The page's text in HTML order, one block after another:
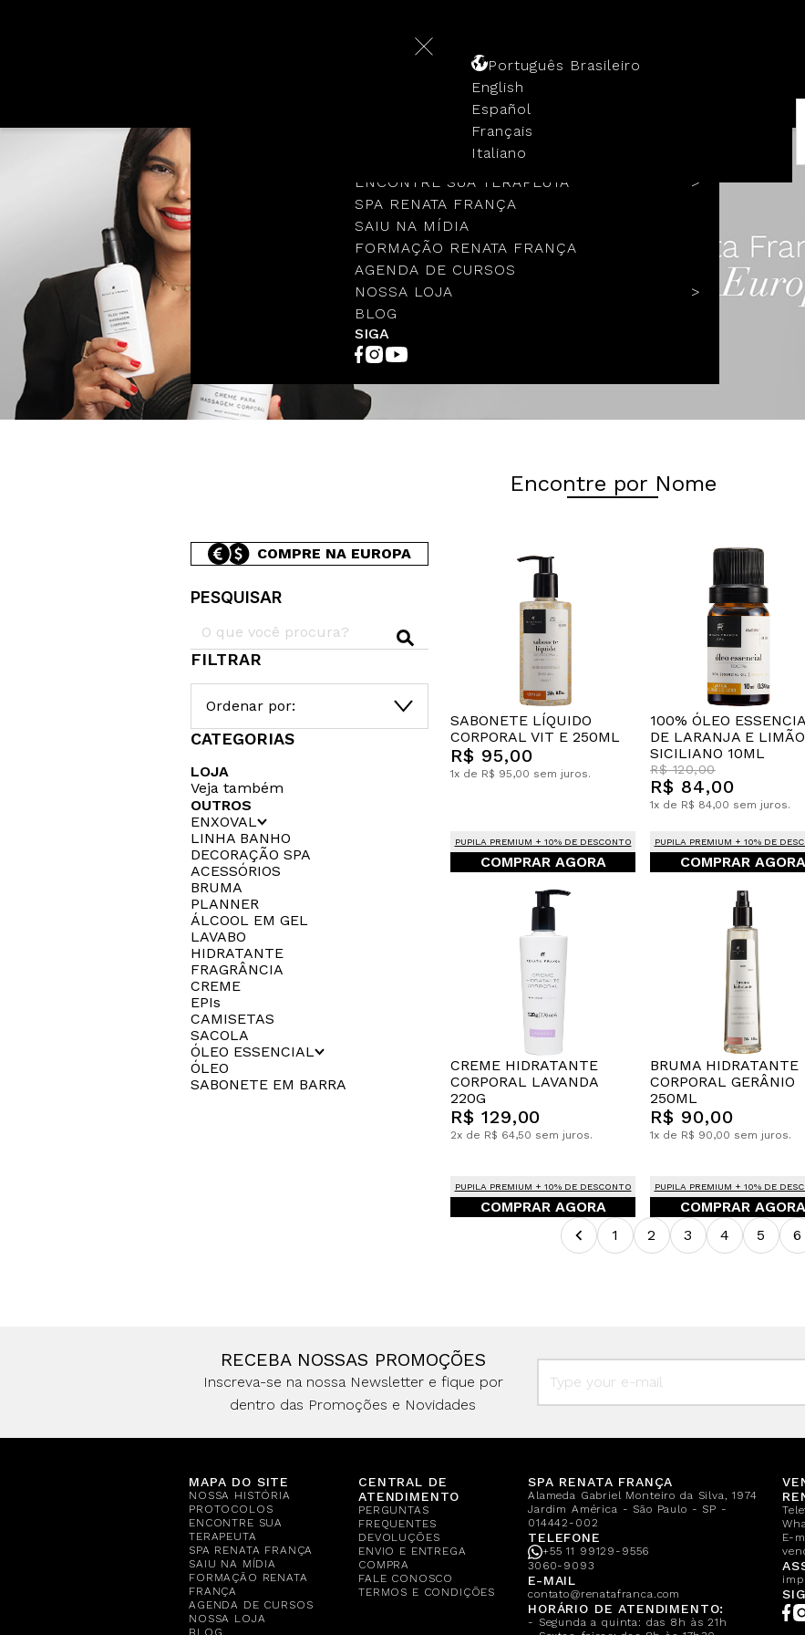
NOSSA HISTÓRIA
ENCONTRE SUA TERAPEUTA
SPA RENATA FRANÇA
SAIU NA MÍDIA
FORMAÇÃO RENATA FRANÇA
AGENDA DE CURSOS
NOSSA LOJA
BLOG
SIGA
Português Brasileiro
English
Español
Français
Italiano
Encontre por Nome
COMPRE NA EUROPA
PESQUISAR
FILTRAR
Ordenar por:
CATEGORIAS
LOJA
Veja também
OUTROS
ENXOVAL
LINHA BANHO
DECORAÇÃO SPA
ACESSÓRIOS
BRUMA
PLANNER
ÁLCOOL EM GEL
LAVABO
HIDRATANTE
FRAGRÂNCIA
CREME
EPIs
CAMISETAS
SACOLA
ÓLEO ESSENCIAL
ÓLEO
SABONETE EM BARRA
SABONETE LÍQUIDO
CORPORAL VIT E 250ML
R$ 95,00
1x de R$ 95,00 sem juros.
PUPILA PREMIUM + 10% DE DESCONTO
COMPRAR AGORA
100% ÓLEO
DE LARANJA E LIMÃO
SICILIANO 10ML
R$ 120,00
R$ 84,00
1x de R$ 84,00 sem juros.
PUPILA PREMIUM + 10% DE
COMPRAR AGORA
CREME HIDRATANTE
CORPORAL LAVANDA
220G
R$ 129,00
2x de R$ 64,50 sem juros.
PUPILA PREMIUM + 10% DE DESCONTO
COMPRAR AGORA
BRUMA HIDRATANTE
CORPORAL GERÂNIO
250ML
R$ 90,00
1x de R$ 90,00 sem juros.
PUPILA PREMIUM + 10% DE
COMPRAR AGORA
1
2 3 4 5 6
RECEBA NOSSAS PROMOÇÕES
Inscreva-se na nossa Newsletter e fique por
dentro das Promoções e Novidades
MAPA DO SITE
NOSSA HISTÓRIA
PROTOCOLOS
ENCONTRE SUA
TERAPEUTA
SPA RENATA FRANÇA
SAIU NA MÍDIA
FORMAÇÃO RENATA
FRANÇA
AGENDA DE CURSOS
NOSSA LOJA
BLOG
CENTRAL DE
ATENDIMENTO
PERGUNTAS
FREQUENTES
DEVOLUÇÕES
ENVIO E ENTREGA
COMPRA
FALE CONOSCO
TERMOS E CONDIÇÕES
SPA RENATA FRANÇA
Alameda Gabriel Monteiro da Silva, 1974
Jardim América - São Paulo - SP -
014442-002
TELEFONE
+55 11 99129-9556
3060-9093
E-MAIL
contato@renatafranca.com
HORÁRIO DE ATENDIMENTO:
- Segunda a quinta: das 8h às 21h
E-